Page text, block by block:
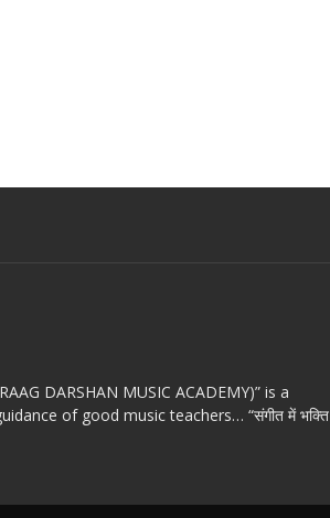
DARSHAN MUSIC ACADEMY)” is a
of good music teachers… “संगीत में भक्ति